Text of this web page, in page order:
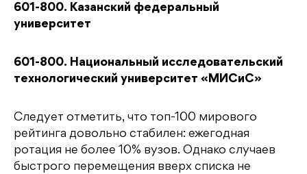
601-800. Казанский федеральный
университет
601-800. Национальный исследовательский
технологический университет «МИСиС»
Следует отметить, что топ-100 мирового
рейтинга довольно стабилен: ежегодная
ротация не более 10% вузов. Однако случаев
быстрого перемещения вверх списка не